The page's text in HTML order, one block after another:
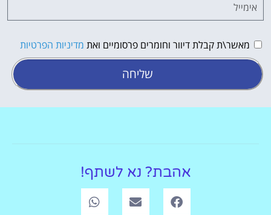
מאשר\ת קבלת דיוור וחומרים פרסומיים ואת מדיניות הפרטיות
שליחה
אהבת? נא לשתף!